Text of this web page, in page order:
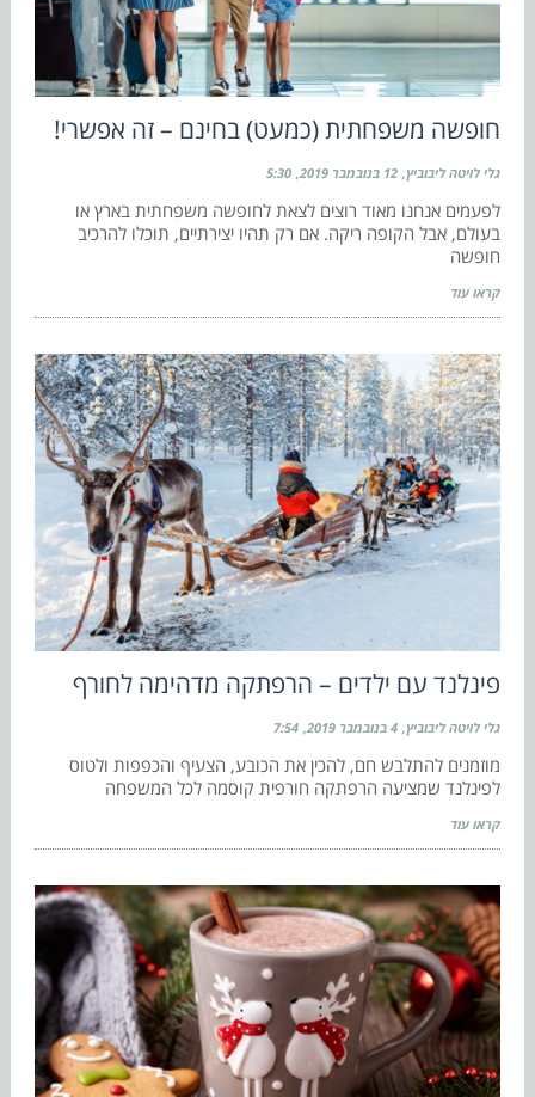
חופשה משפחתית (כמעט) בחינם – זה אפשרי!
גלי לויטה ליבוביץ 12 בנובמבר 2019 5:30
לפעמים אנחנו מאוד רוצים לצאת לחופשה משפחתית בארץ או
בעולם, אבל הקופה ריקה. אם רק תהיו יצירתיים, תוכלו להרכיב
חופשה
קראו עוד
פינלנד עם ילדים – הרפתקה מדהימה לחורף
גלי לויטה ליבוביץ 4 בנובמבר 2019 7:54
מוזמנים להתלבש חם, להכין את הכובע, הצעיף והכפפות ולטוס
לפינלנד שמציעה הרפתקה חורפית קוסמה לכל המשפחה
קראו עוד